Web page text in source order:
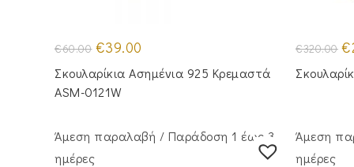
€60.00 Original
price
was:
€60.00.
€39.00
τιμή
είναι:
Σκουλαρίκια Ασημένια 925 Κρεμαστά
ASM-0121W
€320.00 €
Άμεση παραλαβή / Παράδoση 1 έως 3
ημέρες
Άμεση
ημέρες